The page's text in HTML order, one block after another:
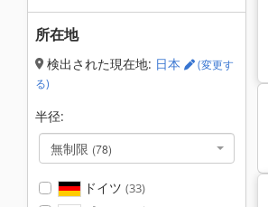
所在地
検出された現在地: 日本
(変更す
る)
半径:
無制限 (78)
ドイツ (33)